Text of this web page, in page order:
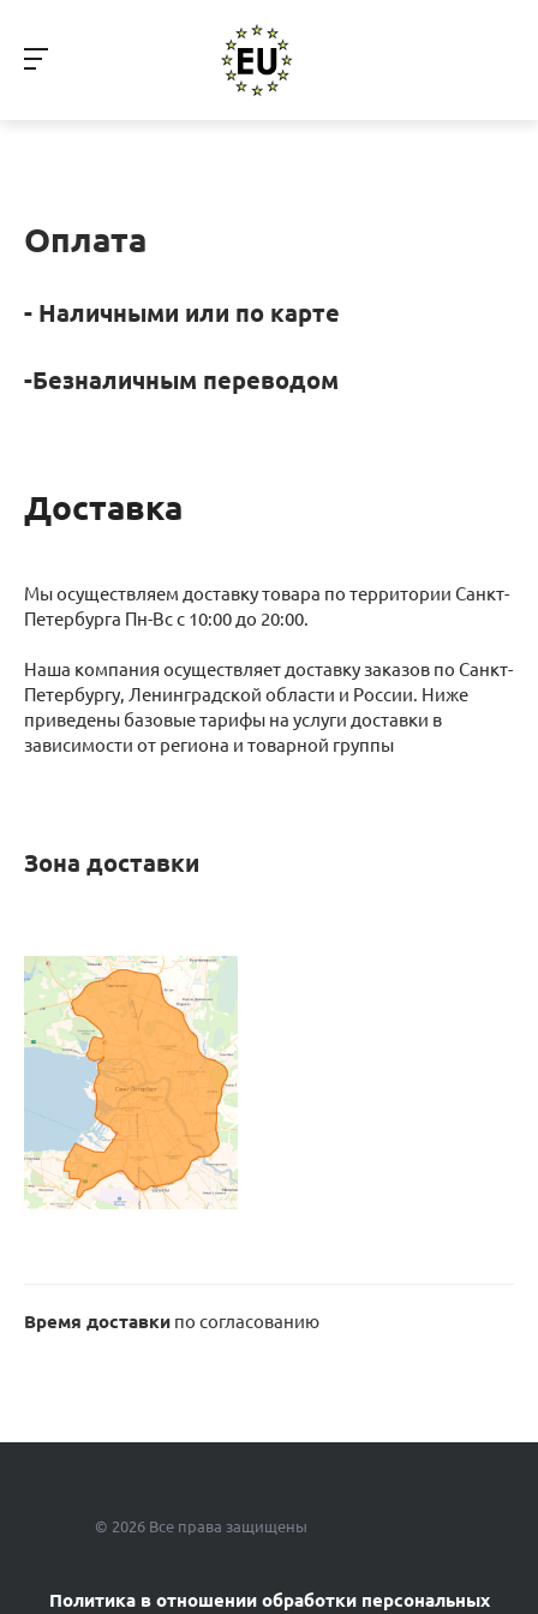
Оплата
- Наличными или по карте
-Безналичным переводом
Доставка
Мы осуществляем доставку товара по территории Санкт-
Петербурга Пн-Вс с 10:00 до 20:00.
Наша компания осуществляет доставку заказов по Санкт-
Петербургу, Ленинградской области и России. Ниже
приведены базовые тарифы на услуги доставки в
зависимости от региона и товарной группы
Зона доставки
Время доставки по согласованию
© 2026 Все права защищены
Политика в отношении обработки персональных